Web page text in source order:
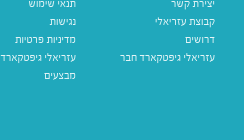
תנאי שימוש
נגישות
מדיניות פרטיות
עזריאלי גיפטקארד
מבצעים
יצירת קשר
קבוצת עזריאלי
דרושים